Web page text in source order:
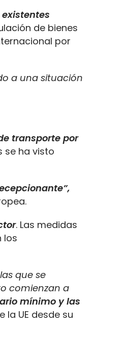
de bienes
por
a una situación
transporte por
se ha visto
. Las medidas
los
que se
comienzan a
mínimo y las
UE desde su